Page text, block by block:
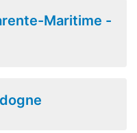
Maritime -